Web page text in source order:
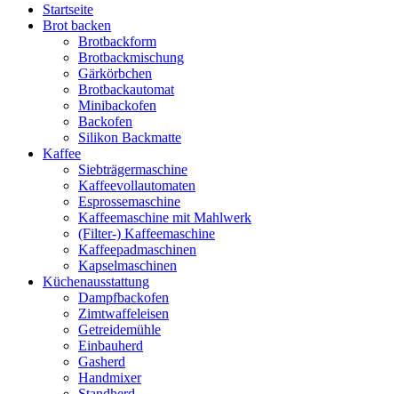
Startseite
Brot backen
Brotbackform
Brotbackmischung
Gärkörbchen
Brotbackautomat
Minibackofen
Backofen
Silikon Backmatte
Kaffee
Siebträgermaschine
Kaffeevollautomaten
Esprossemaschine
Kaffeemaschine mit Mahlwerk
(Filter-) Kaffeemaschine
Kaffeepadmaschinen
Kapselmaschinen
Küchenausstattung
Dampfbackofen
Zimtwaffeleisen
Getreidemühle
Einbauherd
Gasherd
Handmixer